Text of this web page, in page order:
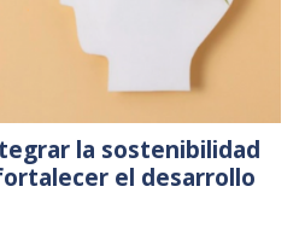
la sostenibilidad
el desarrollo